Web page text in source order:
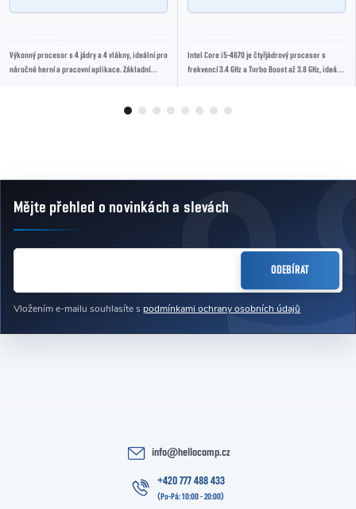
Výkonný procesor s 4 jádry a 4 vlákny, ideální pro
náročné herní a pracovní aplikace. Základní
Intel Core i5-4670 je čtyřjádrový procesor s
frekvencí 3.4 GHz a Turbo Boost až 3.8 GHz, ideální
Zápatí
Mějte přehled o novinkácha slevách
Vložením e-mailu souhlasíte s podmínkami ochrany osobních údajů
ODEBÍRAT
info@hellocomp.cz
+420 777 488 433